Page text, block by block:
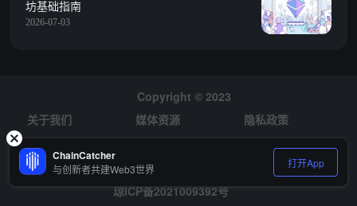
坊基础指南
2026-07-03
Copyright © 2023
关于我们
媒体资源
隐私政策
风险提示
招聘
琼ICP备2021009392号
ChainCatcher
与创新者共建Web3世界 打开App